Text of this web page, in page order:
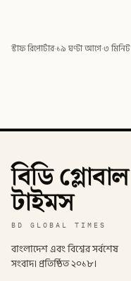
স্টাফ রিপোর্টার·১৯ ঘণ্টা আগে·৩ মিনিট
বিডি গ্লোবাল
টাইমস
BD GLOBAL TIMES
বাংলাদেশ এবং বিশ্বের সর্বশেষ
সংবাদ। প্রতিষ্ঠিত ২০১৮।